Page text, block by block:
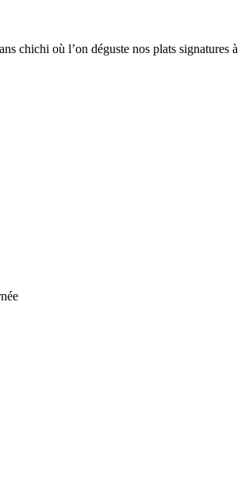
chichi où l’on déguste nos plats signatures à